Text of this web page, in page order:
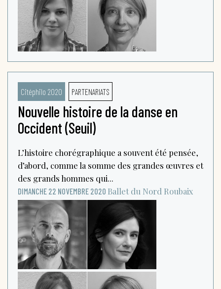
Citéphilo 2020 PARTENARIATS
Nouvelle histoire de la danse en
Occident (Seuil)
L’histoire chorégraphique a souvent été pensée,
d’abord, comme la somme des grandes œuvres et
des grands hommes qui...
DIMANCHE 22 NOVEMBRE 2020 Ballet du Nord Roubaix